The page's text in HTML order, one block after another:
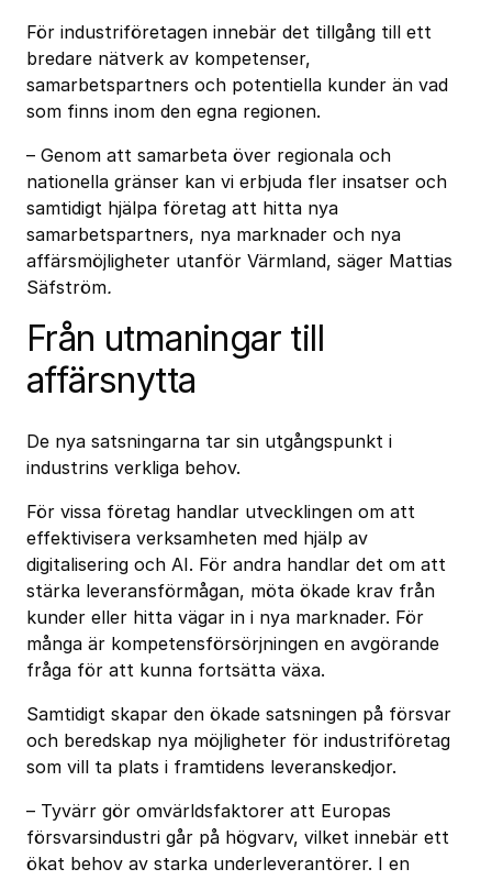
För industriföretagen innebär det tillgång till ett
bredare nätverk av kompetenser,
samarbetspartners och potentiella kunder än vad
som finns inom den egna regionen.
– Genom att samarbeta över regionala och
nationella gränser kan vi erbjuda fler insatser och
samtidigt hjälpa företag att hitta nya
samarbetspartners, nya marknader och nya
affärsmöjligheter utanför Värmland, säger Mattias
Säfström.
Från utmaningar till
affärsnytta
De nya satsningarna tar sin utgångspunkt i
industrins verkliga behov.
För vissa företag handlar utvecklingen om att
effektivisera verksamheten med hjälp av
digitalisering och AI. För andra handlar det om att
stärka leveransförmågan, möta ökade krav från
kunder eller hitta vägar in i nya marknader. För
många är kompetensförsörjningen en avgörande
fråga för att kunna fortsätta växa.
Samtidigt skapar den ökade satsningen på försvar
och beredskap nya möjligheter för industriföretag
som vill ta plats i framtidens leveranskedjor.
– Tyvärr gör omvärldsfaktorer att Europas
försvarsindustri går på högvarv, vilket innebär ett
ökat behov av starka underleverantörer. I en